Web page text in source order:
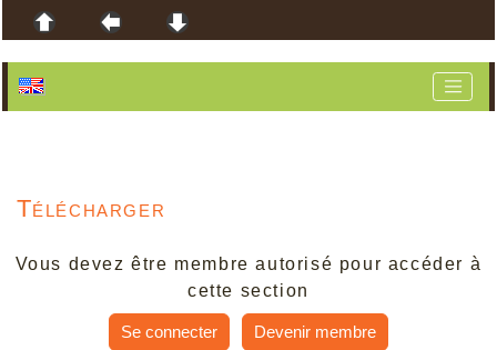
Télécharger
Vous devez être membre autorisé pour accéder à
cette section
Se connecter Devenir membre